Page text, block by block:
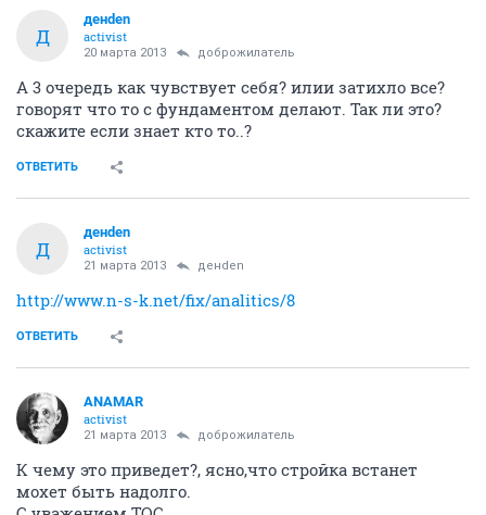
Д
денden
activist
20 марта 2013 доброжилатель
А 3 очередь как чувствует себя? илии затихло все?
говорят что то с фундаментом делают. Так ли это?
скажите если знает кто то..?
ОТВЕТИТЬ
Д
денden
activist
21 марта 2013 денden
http://www.n-s-k.net/fix/analitics/8
ОТВЕТИТЬ
ANAMAR
activist
21 марта 2013 доброжилатель
К чему это приведет?, ясно,что стройка встанет
мохет быть надолго.